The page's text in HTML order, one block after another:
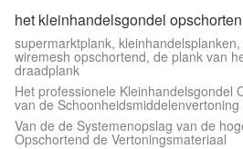
het kleinhandelsgondel opschorten
supermarktplank,
wiremesh opschortend, de plank van
draadplank
Het professionele Kleinhandelsgondel
van de
Van de de Systemenopslag van de
Opschortend de Vertoningsmateriaal